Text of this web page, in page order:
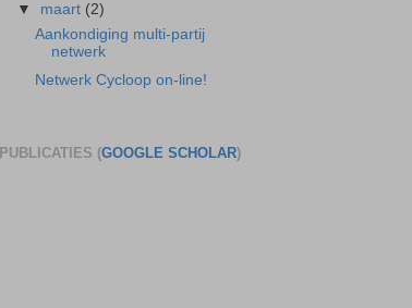
▼ maart (2)
Aankondiging multi-partij
netwerk
Netwerk Cycloop on-line!
PUBLICATIES (GOOGLE SCHOLAR)